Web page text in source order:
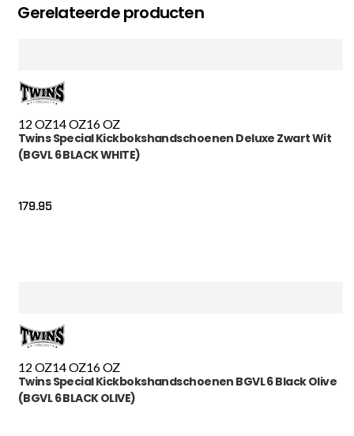
Gerelateerde producten
12 OZ14 OZ16 OZ
Twins Special Kickbokshandschoenen Deluxe Zwart Wit
(BGVL 6 BLACK WHITE)
179.95
12 OZ14 OZ16 OZ
Twins Special Kickbokshandschoenen BGVL 6 Black Olive
(BGVL 6 BLACK OLIVE)